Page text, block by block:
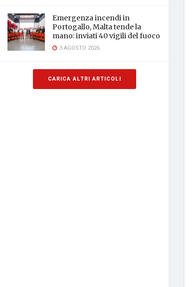
Emergenza incendi in
Portogallo, Malta tende la
mano: inviati 40 vigili del fuoco
3 AGOSTO 2026
CARICA ALTRI ARTICOLI